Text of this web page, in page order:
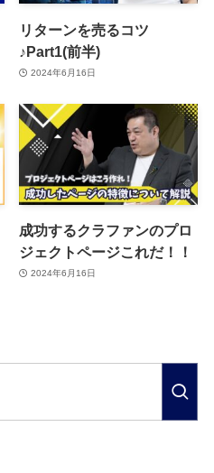
リターンを売るコツ
♪Part1(前半)
2024年6月16日
成功するクラファンのプロ
ジェクトページこれだ！！
2024年6月16日